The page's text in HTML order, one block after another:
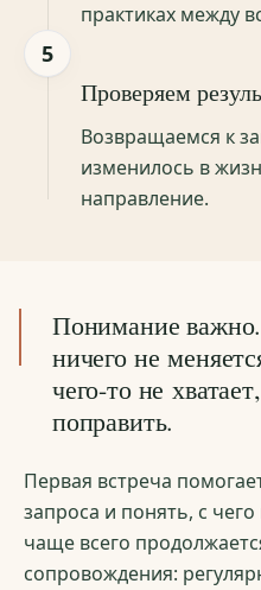
практиках между
5
Проверяем
Возвращаемся к
изменилось в
направление.
Понимание
ничего не
чего-то не
поправить.
Первая встреча
запроса и понять, с
чаще всего
сопровождения: